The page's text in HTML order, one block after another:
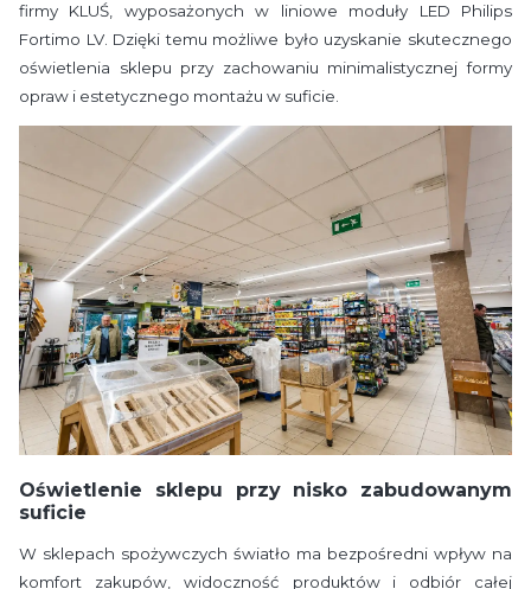
firmy KLUŚ, wyposażonych w liniowe moduły LED Philips
Fortimo LV. Dzięki temu możliwe było uzyskanie skutecznego
oświetlenia sklepu przy zachowaniu minimalistycznej formy
opraw i estetycznego montażu w suficie.
Oświetlenie sklepu przy nisko zabudowanym
suficie
W sklepach spożywczych światło ma bezpośredni wpływ na
komfort zakupów, widoczność produktów i odbiór całej